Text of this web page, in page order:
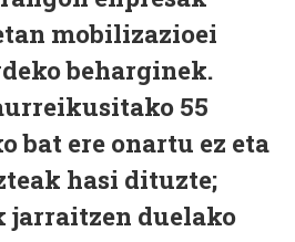
mobilizazioei
beharginek.
55
bat ere onartu ez eta
hasi dituzte;
jarraitzen duelako